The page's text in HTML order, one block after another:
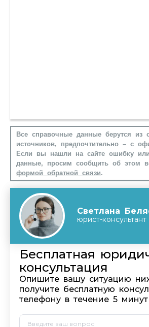
Все справочные данные берутся из
источников, предпочтительно – с
Если вы нашли на сайте ошибку или
данные, просим сообщить об этом
формой обратной связи.